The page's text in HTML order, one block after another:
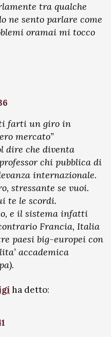
tra qualche
ne sento parlare come
oramai mi tocco
farti un giro in
mercato”
dire che diventa
chi pubblica di
internazionale.
stressante se vuoi.
te le scordi.
e il sistema infatti
Francia, Italia
paesi big-europei con
accademica
ha detto: